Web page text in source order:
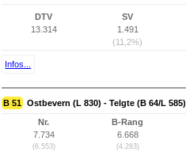
DTV
13.314
SV
1.491
(11,2%)
Infos...
B 51 Ostbevern (L 830) - Telgte (B 64/L 585)
Nr.
7.734
(6.553)
B-Rang
6.668
(4.283)